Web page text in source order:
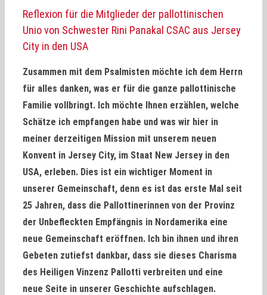
Reflexion für die Mitglieder der pallottinischen
Unio von Schwester Rini Panakal CSAC aus Jersey
City in den USA
Zusammen mit dem Psalmisten möchte ich dem Herrn
für alles danken, was er für die ganze pallottinische
Familie vollbringt. Ich möchte Ihnen erzählen, welche
Schätze ich empfangen habe und was wir hier in
meiner derzeitigen Mission mit unserem neuen
Konvent in Jersey City, im Staat New Jersey in den
USA, erleben. Dies ist ein wichtiger Moment in
unserer Gemeinschaft, denn es ist das erste Mal seit
25 Jahren, dass die Pallottinerinnen von der Provinz
der Unbefleckten Empfängnis in Nordamerika eine
neue Gemeinschaft eröffnen. Ich bin ihnen und ihren
Gebeten zutiefst dankbar, dass sie dieses Charisma
des Heiligen Vinzenz Pallotti verbreiten und eine
neue Seite in unserer Geschichte aufschlagen.